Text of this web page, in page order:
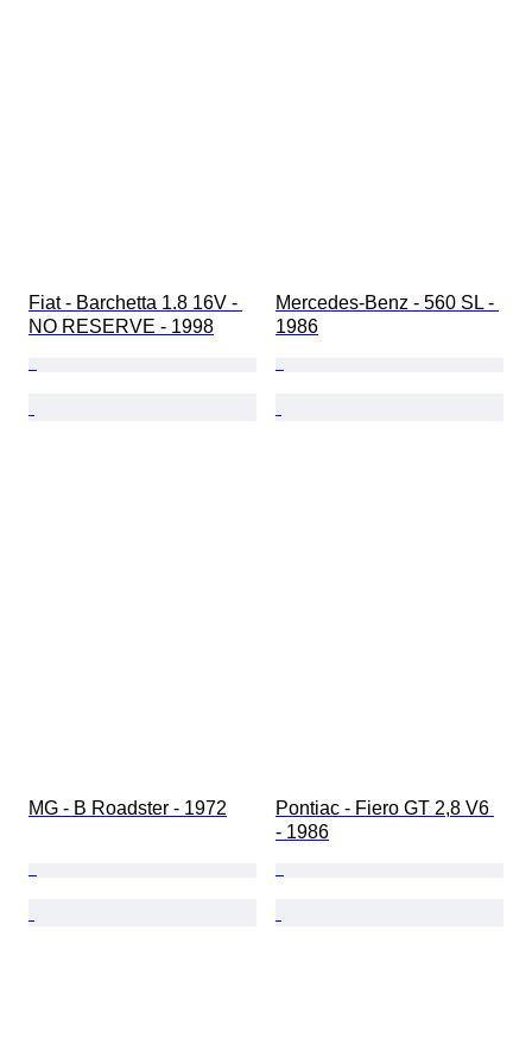
Fiat - Barchetta 1.8 16V -
NO RESERVE - 1998
Mercedes-Benz - 560 SL -
1986
MG - B Roadster - 1972
Pontiac - Fiero GT 2,8 V6
- 1986